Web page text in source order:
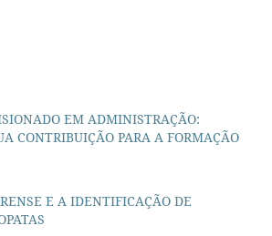
EM ADMINISTRAÇÃO:
CONTRIBUIÇÃO PARA A FORMAÇÃO
E A IDENTIFICAÇÃO DE